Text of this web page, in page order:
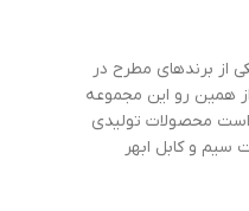
عنوان یکی از برندهای مطرح در
همین رو این مجموعه
است محصولات تولیدی
سیم و کابل ابهر